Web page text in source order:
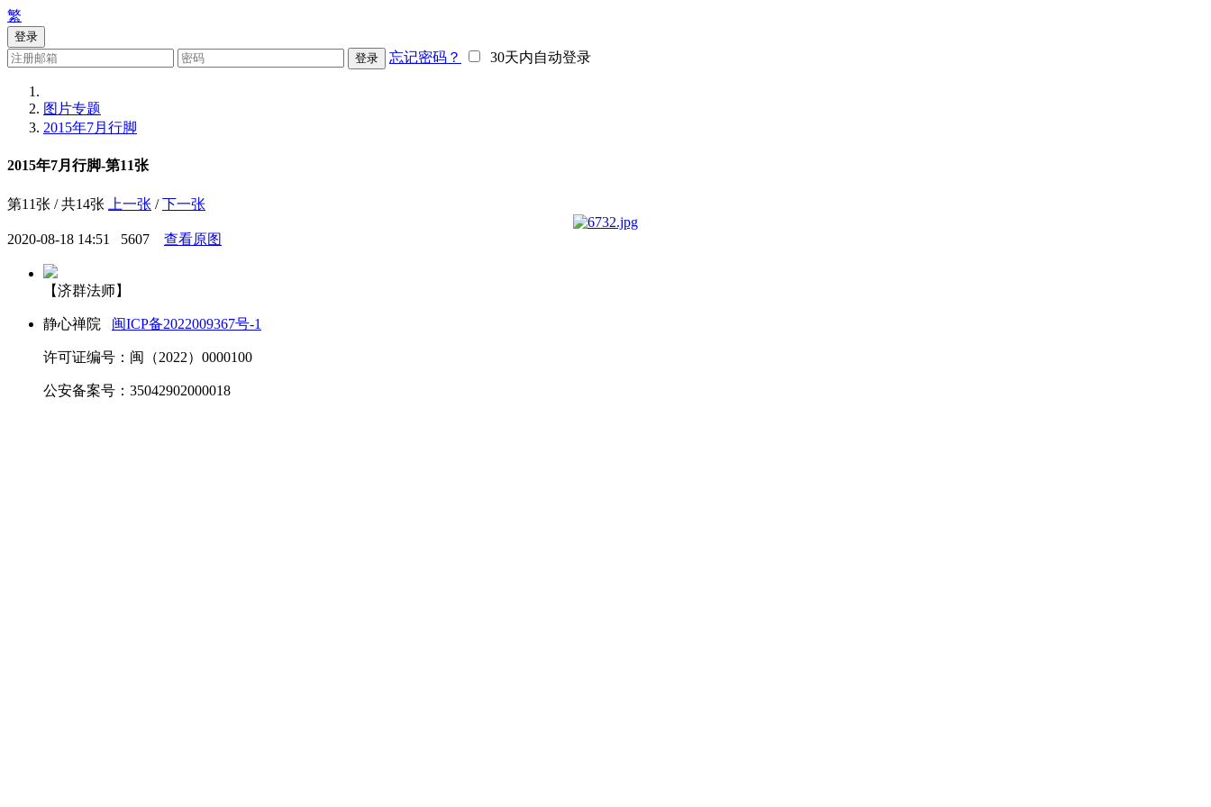
繁
登录
登录
忘记密码？ 30天内自动登录
图片专题
2015年7月行脚
2015年7月行脚-第11张
第11张 / 共14张 上一张 /下一张
2020-08-18 14:51 5607 查看原图
【济群法师】
静心禅院 闽ICP备2022009367号-1
许可证编号：闽（2022）0000100
公安备案号：35042902000018